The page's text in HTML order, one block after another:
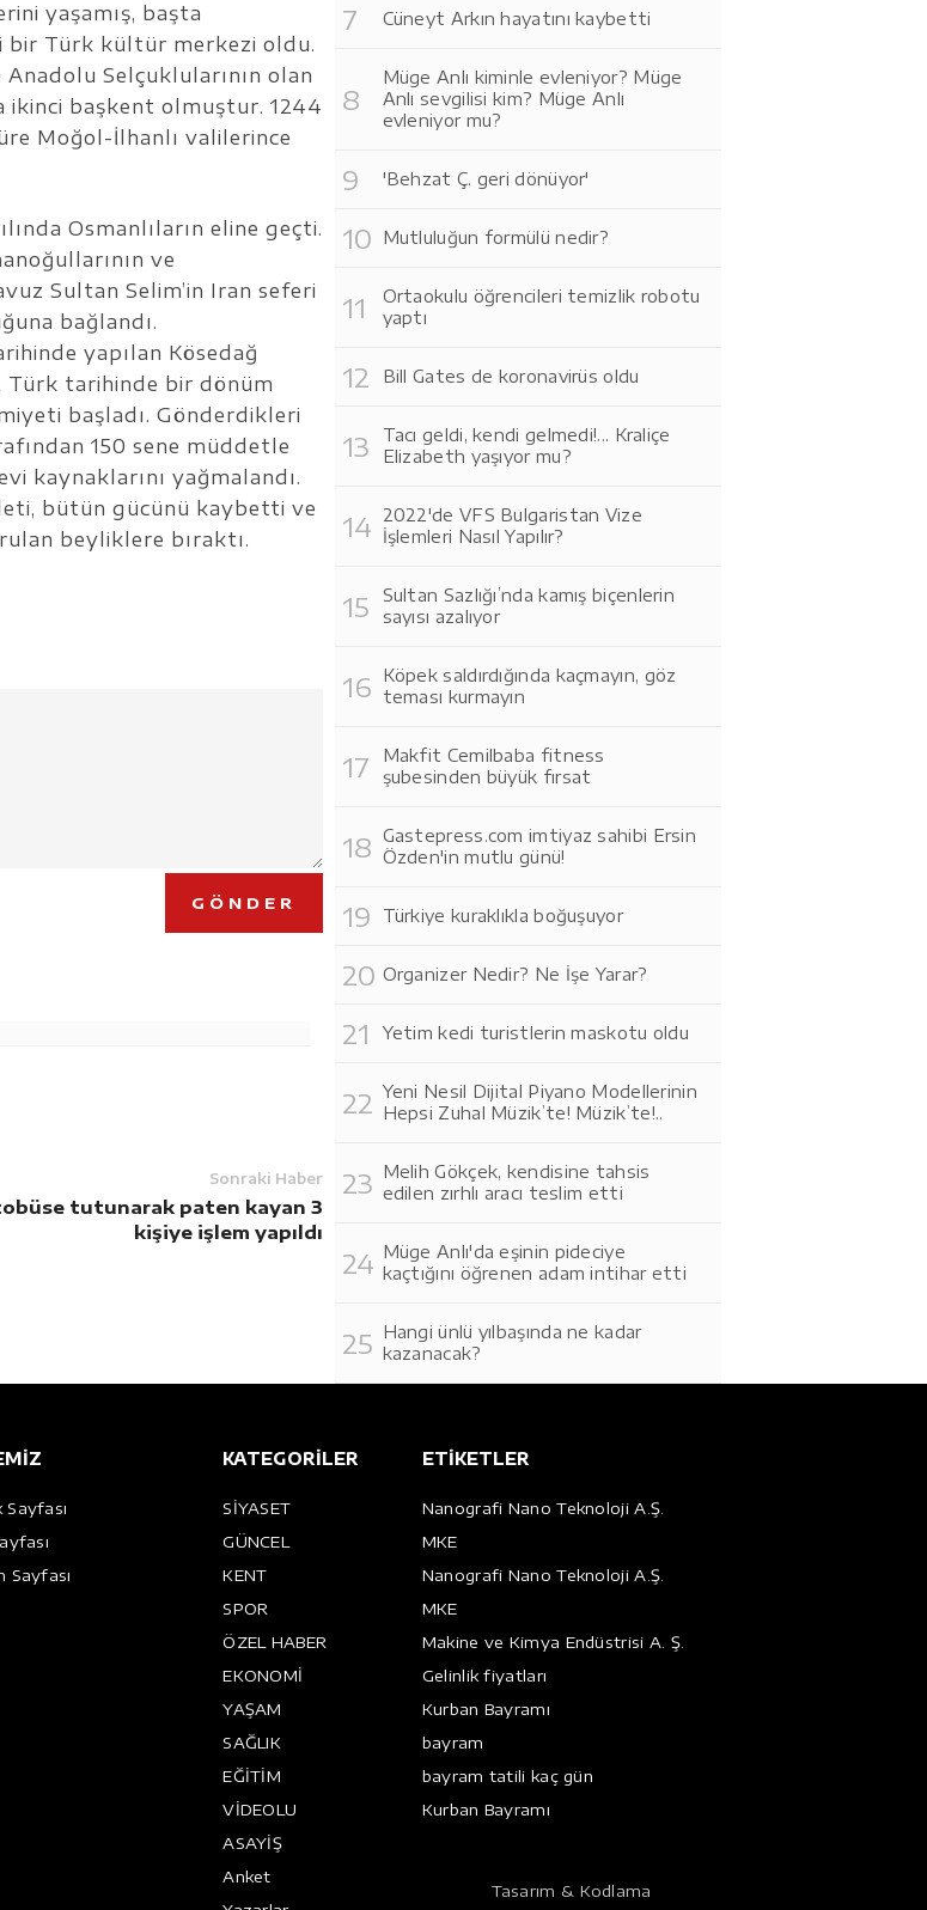
yaşamış, başta
bir Türk kültür merkezi oldu.
Anadolu Selçuklularının olan
ikinci başkent olmuştur. 1244
Moğol-İlhanlı valilerince
Osmanlıların eline geçti.
ve
Sultan Selim’in Iran seferi
bağlandı.
yapılan Kösedağ
Türk tarihinde bir dönüm
başladı. Gönderdikleri
150 sene müddetle
kaynaklarını yağmalandı.
bütün gücünü kaybetti ve
beyliklere bıraktı.
GÖNDER
Sonraki Haber
tutunarak paten kayan 3
kişiye işlem yapıldı
Cüneyt Arkın hayatını kaybetti
Müge Anlı kiminle evleniyor? Müge
Anlı sevgilisi kim? Müge Anlı
evleniyor mu?
'Behzat Ç. geri dönüyor'
Mutluluğun formülü nedir?
Ortaokulu öğrencileri temizlik robotu
yaptı
Bill Gates de koronavirüs oldu
Tacı geldi, kendi gelmedi!... Kraliçe
Elizabeth yaşıyor mu?
2022'de VFS Bulgaristan Vize
İşlemleri Nasıl Yapılır?
Sultan Sazlığı’nda kamış biçenlerin
sayısı azalıyor
Köpek saldırdığında kaçmayın, göz
teması kurmayın
Makfit Cemilbaba fitness
şubesinden büyük fırsat
Gastepress.com imtiyaz sahibi Ersin
Özden'in mutlu günü!
Türkiye kuraklıkla boğuşuyor
Organizer Nedir? Ne İşe Yarar?
Yetim kedi turistlerin maskotu oldu
Yeni Nesil Dijital Piyano Modellerinin
Hepsi Zuhal Müzik’te! Müzik’te!..
Melih Gökçek, kendisine tahsis
edilen zırhlı aracı teslim etti
Müge Anlı'da eşinin pideciye
kaçtığını öğrenen adam intihar etti
Hangi ünlü yılbaşında ne kadar
kazanacak?
Sayfası
Sayfası
KATEGORİLER
SİYASET
GÜNCEL
KENT
SPOR
ÖZEL HABER
EKONOMİ
YAŞAM
SAĞLIK
EĞİTİM
VİDEOLU
ASAYİŞ
Anket
ETİKETLER
Nanografi Nano Teknoloji A.Ş.
MKE
Nanografi Nano Teknoloji A.Ş.
MKE
Makine ve Kimya Endüstrisi A. Ş.
Gelinlik fiyatları
Kurban Bayramı
bayram
bayram tatili kaç gün
Kurban Bayramı
Tasarım & Kodlama